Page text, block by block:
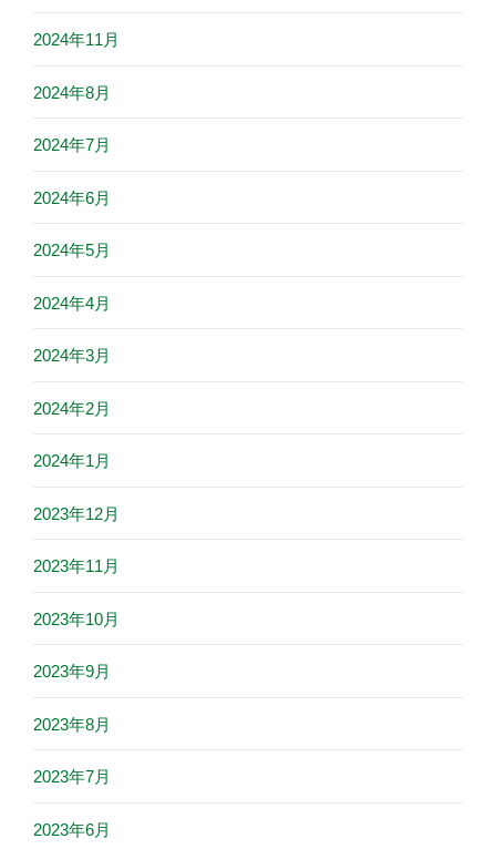
2024年11月
2024年8月
2024年7月
2024年6月
2024年5月
2024年4月
2024年3月
2024年2月
2024年1月
2023年12月
2023年11月
2023年10月
2023年9月
2023年8月
2023年7月
2023年6月